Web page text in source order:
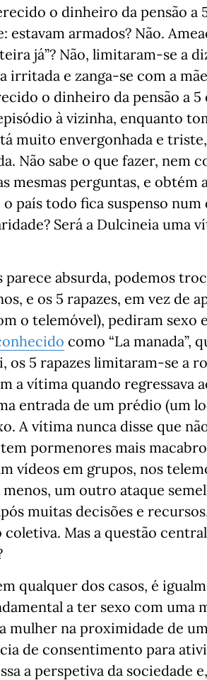
o dinheiro da pensão a
estavam armados? Não.
já”? Não, limitaram-se a
irritada e zanga-se com a
o dinheiro da pensão a 5
à vizinha, enquanto
muito envergonhada e
Não sabe o que fazer, nem
mesmas perguntas, e obtém
o país todo fica suspenso
Será a Dulcineia uma
parece absurda, podemos
e os 5 rapazes, em vez de
o telemóvel), pediram sexo
como “La manada”,
os 5 rapazes limitaram-se a
a vítima quando regressava
entrada de um prédio (um
A vítima nunca disse que
pormenores mais
vídeos em grupos, nos
um outro ataque
muitas decisões e
Mas a questão
qualquer dos casos, é
a ter sexo com uma
mulher na proximidade de
de consentimento para
a perspetiva da sociedade